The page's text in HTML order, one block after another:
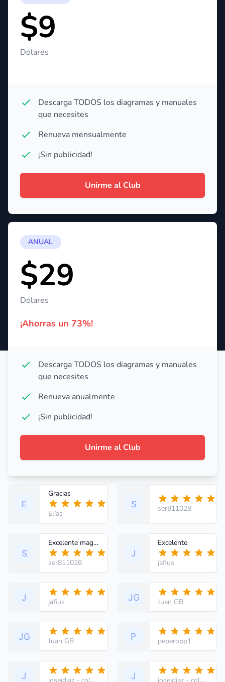
$9
Dólares
Descarga TODOS los diagramas y manuales
que necesites
Renueva mensualmente
¡Sin publicidad!
Unirme al Club
ANUAL
$29
Dólares
¡Ahorras un 73%!
Descarga TODOS los diagramas y manuales
que necesites
Renueva anualmente
¡Sin publicidad!
Unirme al Club
Gracias
Elías
ser811028
Excelente magnífico
ser811028
Excelente
jafius
jafius Juan GB
Juan GB peperopp1